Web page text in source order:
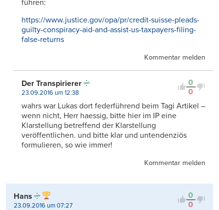
führen:
https://www.justice.gov/opa/pr/credit-suisse-pleads-
guilty-conspiracy-aid-and-assist-us-taxpayers-filing-
false-returns
Kommentar melden
0
0
Der Transpirierer
23.09.2016 um 12:38
wahrs war Lukas dort federführend beim Tagi Artikel –
wenn nicht, Herr haessig, bitte hier im IP eine
Klarstellung betreffend der Klarstellung
veröffentlichen. und bitte klar und untendenziös
formulieren, so wie immer!
Kommentar melden
0
0
Hans
23.09.2016 um 07:27